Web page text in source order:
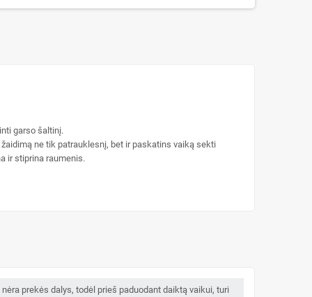
garso šaltinį.
ne tik patrauklesnį, bet ir paskatins vaiką sekti
ir stiprina raumenis.
prekės dalys, todėl prieš paduodant daiktą vaikui, turi